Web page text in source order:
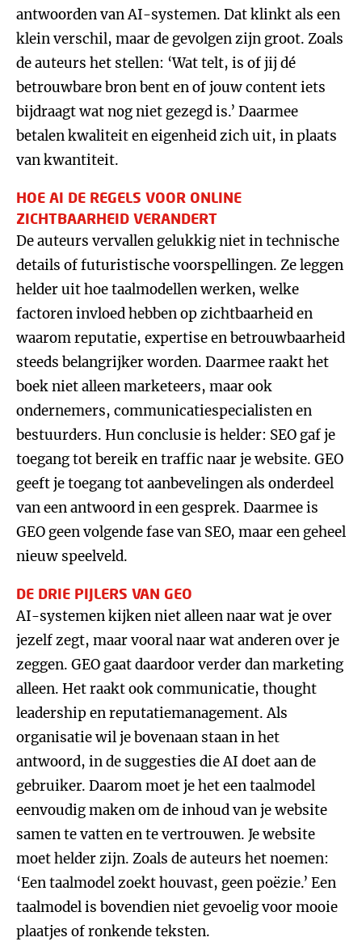
antwoorden van AI-systemen. Dat klinkt als een
klein verschil, maar de gevolgen zijn groot. Zoals
de auteurs het stellen: ‘Wat telt, is of jij dé
betrouwbare bron bent en of jouw content iets
bijdraagt wat nog niet gezegd is.’ Daarmee
betalen kwaliteit en eigenheid zich uit, in plaats
van kwantiteit.
HOE AI DE REGELS VOOR ONLINE
ZICHTBAARHEID VERANDERT
De auteurs vervallen gelukkig niet in technische
details of futuristische voorspellingen. Ze leggen
helder uit hoe taalmodellen werken, welke
factoren invloed hebben op zichtbaarheid en
waarom reputatie, expertise en betrouwbaarheid
steeds belangrijker worden. Daarmee raakt het
boek niet alleen marketeers, maar ook
ondernemers, communicatiespecialisten en
bestuurders. Hun conclusie is helder: SEO gaf je
toegang tot bereik en traffic naar je website. GEO
geeft je toegang tot aanbevelingen als onderdeel
van een antwoord in een gesprek. Daarmee is
GEO geen volgende fase van SEO, maar een geheel
nieuw speelveld.
DE DRIE PIJLERS VAN GEO
AI-systemen kijken niet alleen naar wat je over
jezelf zegt, maar vooral naar wat anderen over je
zeggen. GEO gaat daardoor verder dan marketing
alleen. Het raakt ook communicatie, thought
leadership en reputatiemanagement. Als
organisatie wil je bovenaan staan in het
antwoord, in de suggesties die AI doet aan de
gebruiker. Daarom moet je het een taalmodel
eenvoudig maken om de inhoud van je website
samen te vatten en te vertrouwen. Je website
moet helder zijn. Zoals de auteurs het noemen:
‘Een taalmodel zoekt houvast, geen poëzie.’ Een
taalmodel is bovendien niet gevoelig voor mooie
plaatjes of ronkende teksten.